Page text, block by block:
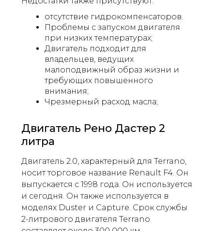
отсутствие гидрокомпенсаторов.
Проблемы с запуском двигателя
при низких температурах;
Двигатель подходит для
владельцев, ведущих
малоподвижный образ жизни и
требующих повышенного
внимания;
Чрезмерный расход масла;
Двигатель Рено Дастер 2
литра
Двигатель 2.0, характерный для Terrano,
носит торговое название Renault F4. Он
выпускается с 1998 года. Он используется
и сегодня. Он также используется в
моделях Duster и Capture. Срок службы
2-литрового двигателя Terrano